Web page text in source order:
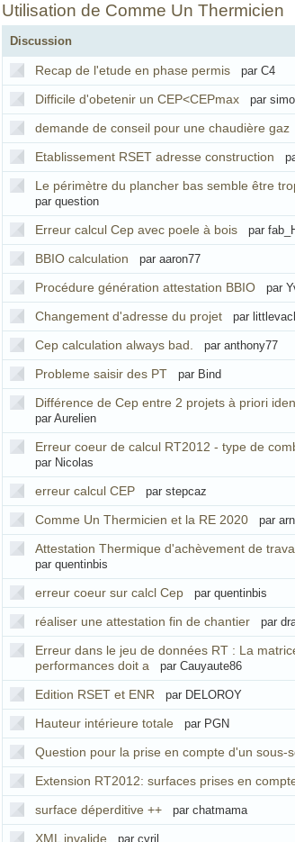
Utilisation de Comme Un Thermicien
Discussion
Recap de l'etude en phase permis par C4
Difficile d'obetenir un CEP<CEPmax par
demande de conseil pour une chaudière gaz
Etablissement RSET adresse construction
Le périmètre du plancher bas semble être
par question
Erreur calcul Cep avec poele à bois par
BBIO calculation par aaron77
Procédure génération attestation BBIO par
Changement d'adresse du projet par
Cep calculation always bad. par anthony77
Probleme saisir des PT par Bind
Différence de Cep entre 2 projets à priori
par Aurelien
Erreur coeur de calcul RT2012 - type de
par Nicolas
erreur calcul CEP par stepcaz
Comme Un Thermicien et la RE 2020 par
Attestation Thermique d'achèvement de
par quentinbis
erreur coeur sur calcl Cep par quentinbis
réaliser une attestation fin de chantier par
Erreur dans le jeu de données RT : La
performances doit a
par Cauyaute86
Edition RSET et ENR par DELOROY
Hauteur intérieure totale par PGN
Question pour la prise en compte d'un sous-
Extension RT2012: surfaces prises en
surface déperditive ++ par chatmama
XML invalide par cyril